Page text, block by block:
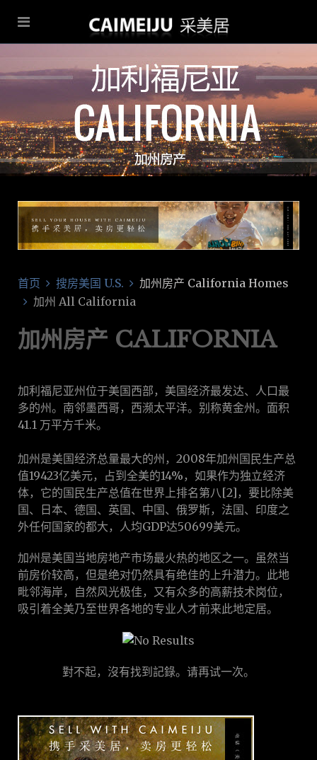
首页 搜房美国 U.S.
加州房产 California Homes
加州 All California
加州房产 CALIFORNIA
加利福尼亚州位于美国西部，美国经济最发达、人口最
多的州。南邻墨西哥，西濒太平洋。别称黄金州。面积
41.1 万平方千米。
加州是美国经济总量最大的州，2008年加州国民生产总
值19423亿美元，占到全美的14%，如果作为独立经济
体，它的国民生产总值在世界上排名第八[2]，要比除美
国、日本、德国、英国、中国、俄罗斯，法国、印度之
外任何国家的都大，人均GDP达50699美元。
加州是美国当地房地产市场最火热的地区之一。虽然当
前房价较高，但是绝对仍然具有绝佳的上升潜力。此地
毗邻海岸，自然风光极佳，又有众多的高薪技术岗位，
吸引着全美乃至世界各地的专业人才前来此地定居。
對不起，沒有找到記錄。请再试一次。